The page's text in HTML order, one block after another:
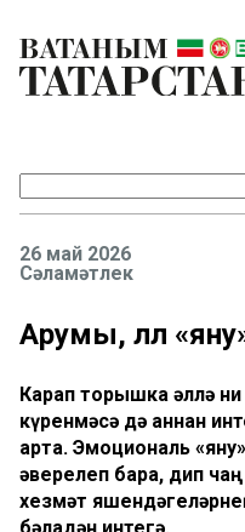
26 май 2026
Сәламәтлек
Арумы, әллә
Карап торышка әллә
күренмәсә дә аннан
арта. Эмоциональ
әверелеп бара, дип
хезмәт
бәладән интегә.